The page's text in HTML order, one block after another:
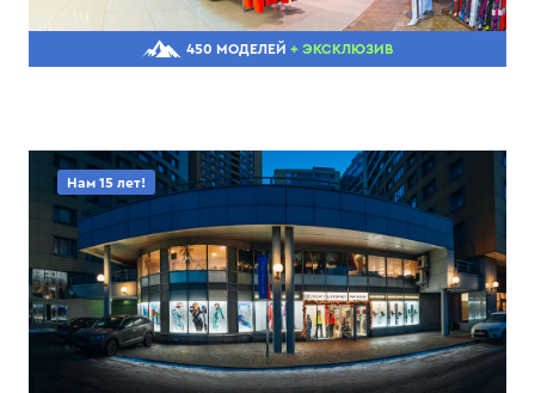
450 МОДЕЛЕЙ + ЭКСКЛЮЗИВ
Нам 15 лет!